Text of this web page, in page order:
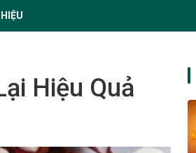
Hiệu Quả